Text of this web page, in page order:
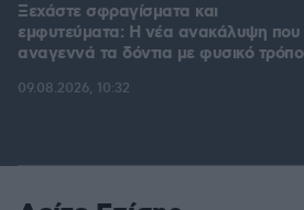
Ξεχάστε σφραγίσματα και
εμφυτεύματα: Η νέα ανακάλυψη που
αναγεννά τα δόντια με φυσικό τρόπο
09.08.2026, 10:32